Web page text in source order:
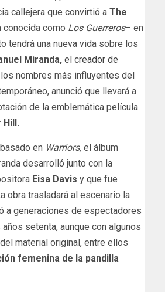
callejera que convirtió a The
conocida como Los Guerreros– en
tendrá una nueva vida sobre los
Miranda, el creador de
nombres más influyentes del
anunció que llevará a
de la emblemática película
Hill.
en Warriors, el álbum
desarrolló junto con la
Eisa Davis y que fue
obra trasladará al escenario la
a generaciones de espectadores
setenta, aunque con algunos
material original, entre ellos
femenina de la pandilla